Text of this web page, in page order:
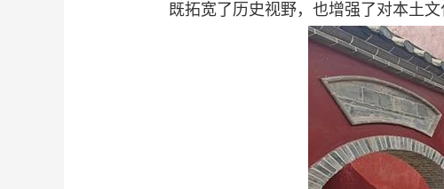
既拓宽了历史视野，也增强了对本土